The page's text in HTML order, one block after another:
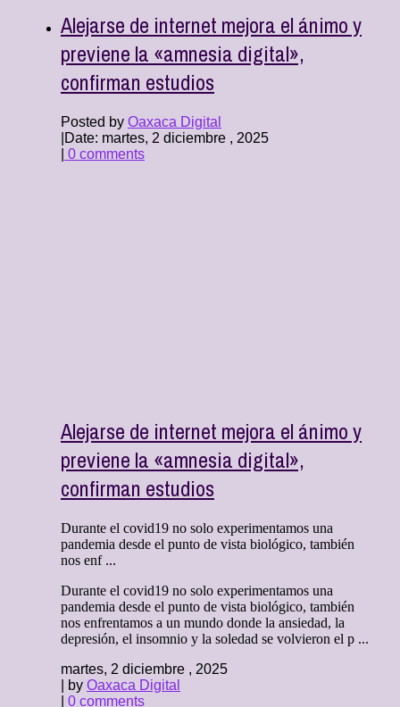
Alejarse de internet mejora el ánimo y
previene la «amnesia digital»,
confirman estudios
Posted by Oaxaca Digital
Date: martes, 2 diciembre , 2025
0 comments
Alejarse de internet mejora el ánimo y
previene la «amnesia digital»,
confirman estudios
Durante el covid19 no solo experimentamos una
pandemia desde el punto de vista biológico, también
nos enf ...
Durante el covid19 no solo experimentamos una
pandemia desde el punto de vista biológico, también
nos enfrentamos a un mundo donde la ansiedad, la
depresión, el insomnio y la soledad se volvieron el p ...
martes, 2 diciembre , 2025
| by Oaxaca Digital
0 comments